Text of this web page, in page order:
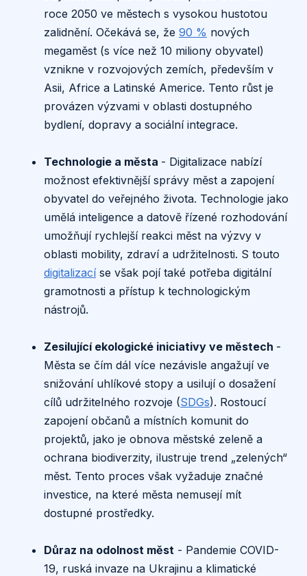
roce 2050 ve městech s vysokou hustotou
zalidnění. Očekává se, že 90 % nových
megaměst (s více než 10 miliony obyvatel)
vznikne v rozvojových zemích, především v
Asii, Africe a Latinské Americe. Tento růst je
provázen výzvami v oblasti dostupného
bydlení, dopravy a sociální integrace.
Technologie a města - Digitalizace nabízí
možnost efektivnější správy měst a zapojení
obyvatel do veřejného života. Technologie jako
umělá inteligence a datově řízené rozhodování
umožňují rychlejší reakci měst na výzvy v
oblasti mobility, zdraví a udržitelnosti. S touto
digitalizacíse však pojí také potřeba digitální
gramotnosti a přístup k technologickým
nástrojů.
Zesilující ekologické iniciativy ve městech -
Města se čím dál více nezávisle angažují ve
snižování uhlíkové stopy a usilují o dosažení
cílů udržitelného rozvoje (SDGs). Rostoucí
zapojení občanů a místních komunit do
projektů, jako je obnova městské zeleně a
ochrana biodiverzity, ilustruje trend „zelených“
měst. Tento proces však vyžaduje značné
investice, na které města nemusejí mít
dostupné prostředky.
Důraz na odolnost měst - Pandemie COVID-
19, ruská invaze na Ukrajinu a klimatické